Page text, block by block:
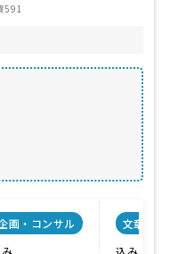
591
画・コンサル
文章作成